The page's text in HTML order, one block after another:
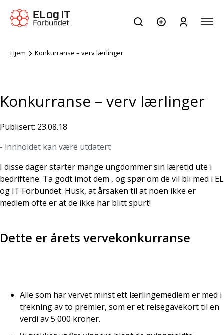
Hjem Konkurranse – verv lærlinger
Konkurranse – verv lærlinger
Publisert: 23.08.18
- innholdet kan være utdatert
I disse dager starter mange ungdommer sin læretid ute i
bedriftene. Ta godt imot dem , og spør om de vil bli med i EL
og IT Forbundet. Husk, at årsaken til at noen ikke er
medlem ofte er at de ikke har blitt spurt!
Dette er årets vervekonkurranse
Alle som har vervet minst ett lærlingemedlem er med i
trekning av to premier, som er et reisegavekort til en
verdi av 5 000 kroner.